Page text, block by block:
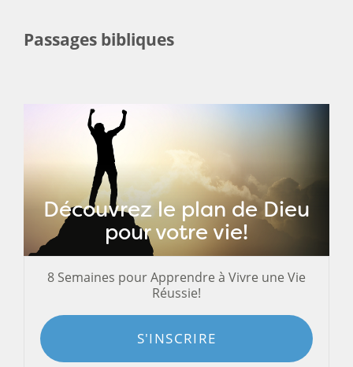
Passages bibliques
Découvrez le plan de Dieu
pour votre vie!
8 Semaines pour Apprendre à Vivre une Vie
Réussie!
S'INSCRIRE